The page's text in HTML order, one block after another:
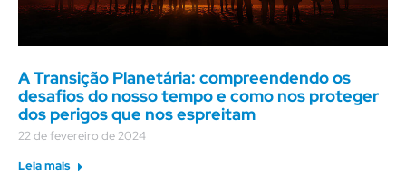
A Transição Planetária: compreendendo os
desafios do nosso tempo e como nos proteger
dos perigos que nos espreitam
22 de fevereiro de 2024
Leia mais